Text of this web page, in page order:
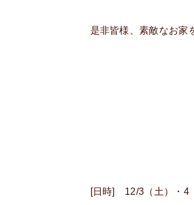
是非皆様、素敵なお家
[日時] 12/3（土）・4